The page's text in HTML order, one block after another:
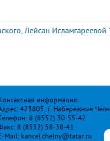
Лейсан Исламгареевой
информация:
423805, г. Набережные
8 (8552) 30-55-42
8 (8552) 58-38-41
Mail: kancel.chelny@tatar.ru